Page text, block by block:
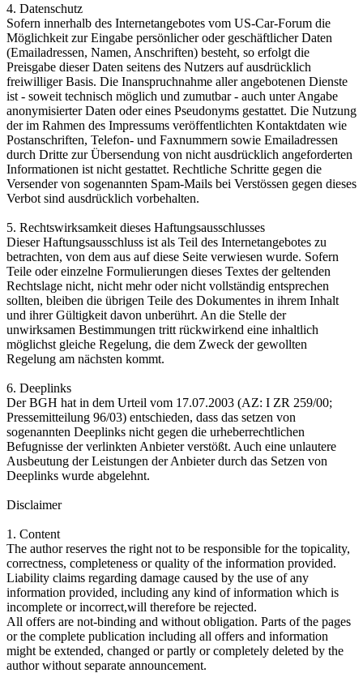
4. Datenschutz
Sofern innerhalb des Internetangebotes vom US-Car-Forum die
Möglichkeit zur Eingabe persönlicher oder geschäftlicher Daten
(Emailadressen, Namen, Anschriften) besteht, so erfolgt die
Preisgabe dieser Daten seitens des Nutzers auf ausdrücklich
freiwilliger Basis. Die Inanspruchnahme aller angebotenen Dienste
ist - soweit technisch möglich und zumutbar - auch unter Angabe
anonymisierter Daten oder eines Pseudonyms gestattet. Die Nutzung
der im Rahmen des Impressums veröffentlichten Kontaktdaten wie
Postanschriften, Telefon- und Faxnummern sowie Emailadressen
durch Dritte zur Übersendung von nicht ausdrücklich angeforderten
Informationen ist nicht gestattet. Rechtliche Schritte gegen die
Versender von sogenannten Spam-Mails bei Verstössen gegen dieses
Verbot sind ausdrücklich vorbehalten.
5. Rechtswirksamkeit dieses Haftungsausschlusses
Dieser Haftungsausschluss ist als Teil des Internetangebotes zu
betrachten, von dem aus auf diese Seite verwiesen wurde. Sofern
Teile oder einzelne Formulierungen dieses Textes der geltenden
Rechtslage nicht, nicht mehr oder nicht vollständig entsprechen
sollten, bleiben die übrigen Teile des Dokumentes in ihrem Inhalt
und ihrer Gültigkeit davon unberührt. An die Stelle der
unwirksamen Bestimmungen tritt rückwirkend eine inhaltlich
möglichst gleiche Regelung, die dem Zweck der gewollten
Regelung am nächsten kommt.
6. Deeplinks
Der BGH hat in dem Urteil vom 17.07.2003 (AZ: I ZR 259/00;
Pressemitteilung 96/03) entschieden, dass das setzen von
sogenannten Deeplinks nicht gegen die urheberrechtlichen
Befugnisse der verlinkten Anbieter verstößt. Auch eine unlautere
Ausbeutung der Leistungen der Anbieter durch das Setzen von
Deeplinks wurde abgelehnt.
Disclaimer
1. Content
The author reserves the right not to be responsible for the topicality,
correctness, completeness or quality of the information provided.
Liability claims regarding damage caused by the use of any
information provided, including any kind of information which is
incomplete or incorrect,will therefore be rejected.
All offers are not-binding and without obligation. Parts of the pages
or the complete publication including all offers and information
might be extended, changed or partly or completely deleted by the
author without separate announcement.